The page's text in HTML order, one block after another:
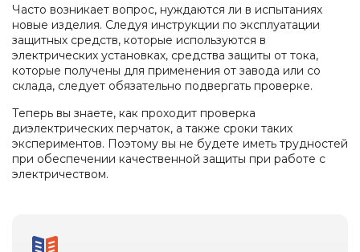
Часто возникает вопрос, нуждаются ли в испытаниях
новые изделия. Следуя инструкции по эксплуатации
защитных средств, которые используются в
электрических установках, средства защиты от тока,
которые получены для применения от завода или со
склада, следует обязательно подвергать проверке.
Теперь вы знаете, как проходит проверка
диэлектрических перчаток, а также сроки таких
экспериментов. Поэтому вы не будете иметь трудностей
при обеспечении качественной защиты при работе с
электричеством.